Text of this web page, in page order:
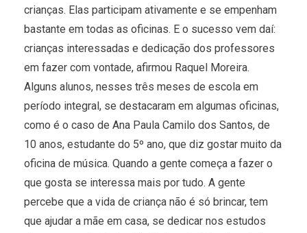
crianças. Elas participam ativamente e se empenham
bastante em todas as oficinas. E o sucesso vem daí:
crianças interessadas e dedicação dos professores
em fazer com vontade, afirmou Raquel Moreira.
Alguns alunos, nesses três meses de escola em
período integral, se destacaram em algumas oficinas,
como é o caso de Ana Paula Camilo dos Santos, de
10 anos, estudante do 5º ano, que diz gostar muito da
oficina de música. Quando a gente começa a fazer o
que gosta se interessa mais por tudo. A gente
percebe que a vida de criança não é só brincar, tem
que ajudar a mãe em casa, se dedicar nos estudos